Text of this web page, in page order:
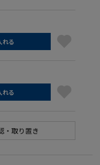
れる
れる